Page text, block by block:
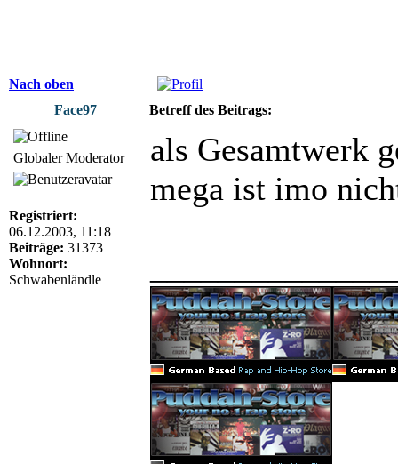
Nach oben
Face97
Betreff des Beitrags:
Globaler Moderator
Registriert:
06.12.2003, 11:18
Beiträge: 31373
Wohnort:
Schwabenländle
als Gesamtwerk
mega ist imo